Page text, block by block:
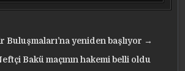
Buluşmaları’na yeniden başlıyor →
Bakü maçının hakemi belli oldu